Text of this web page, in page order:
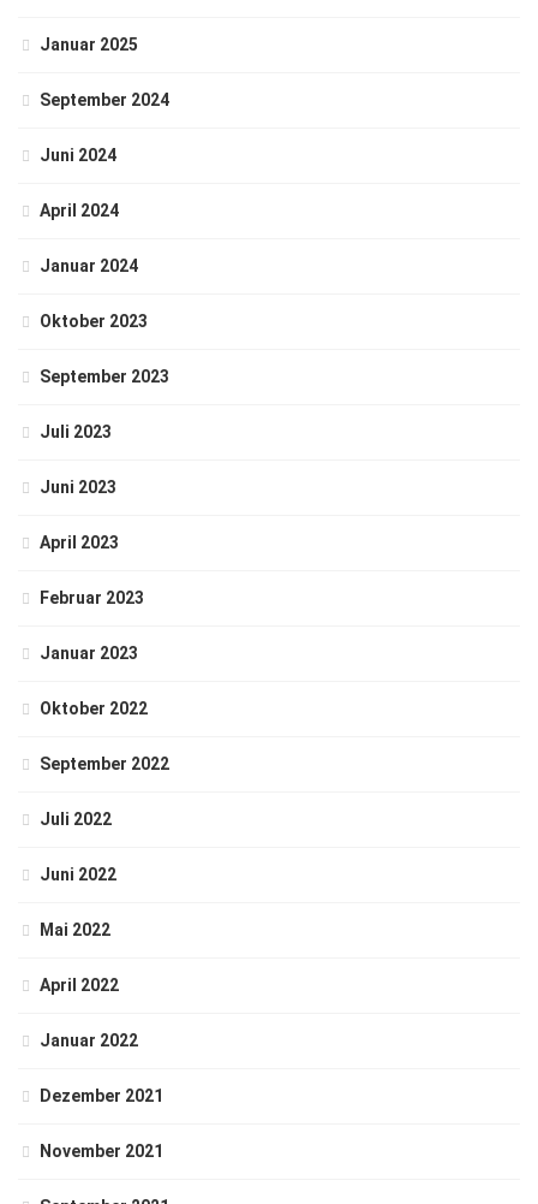
Januar 2025
September 2024
Juni 2024
April 2024
Januar 2024
Oktober 2023
September 2023
Juli 2023
Juni 2023
April 2023
Februar 2023
Januar 2023
Oktober 2022
September 2022
Juli 2022
Juni 2022
Mai 2022
April 2022
Januar 2022
Dezember 2021
November 2021